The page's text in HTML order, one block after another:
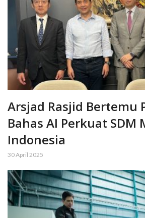
Arsjad Rasjid Bertemu
Bahas AI Perkuat SDM
Indonesia
30 April 2025